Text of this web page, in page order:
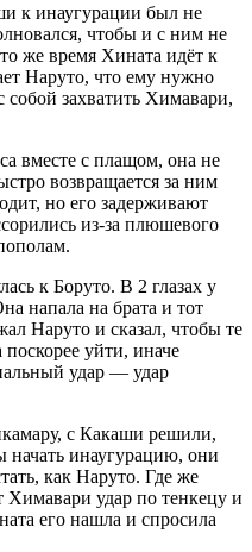
к инаугурации был не
чтобы и с ним не
же время Хината идёт к
Наруто, что ему нужно
собой захватить Химавари,
вместе с плащом, она не
возвращается за ним
но его задерживают
из-за плюшевого
к Боруто. В 2 глазах у
напала на брата и тот
Наруто и сказал, чтобы те
поскорее уйти, иначе
удар — удар
с Какаши решили,
начать инаугурацию, они
как Наруто. Где же
удар по тенкецу и
его нашла и спросила